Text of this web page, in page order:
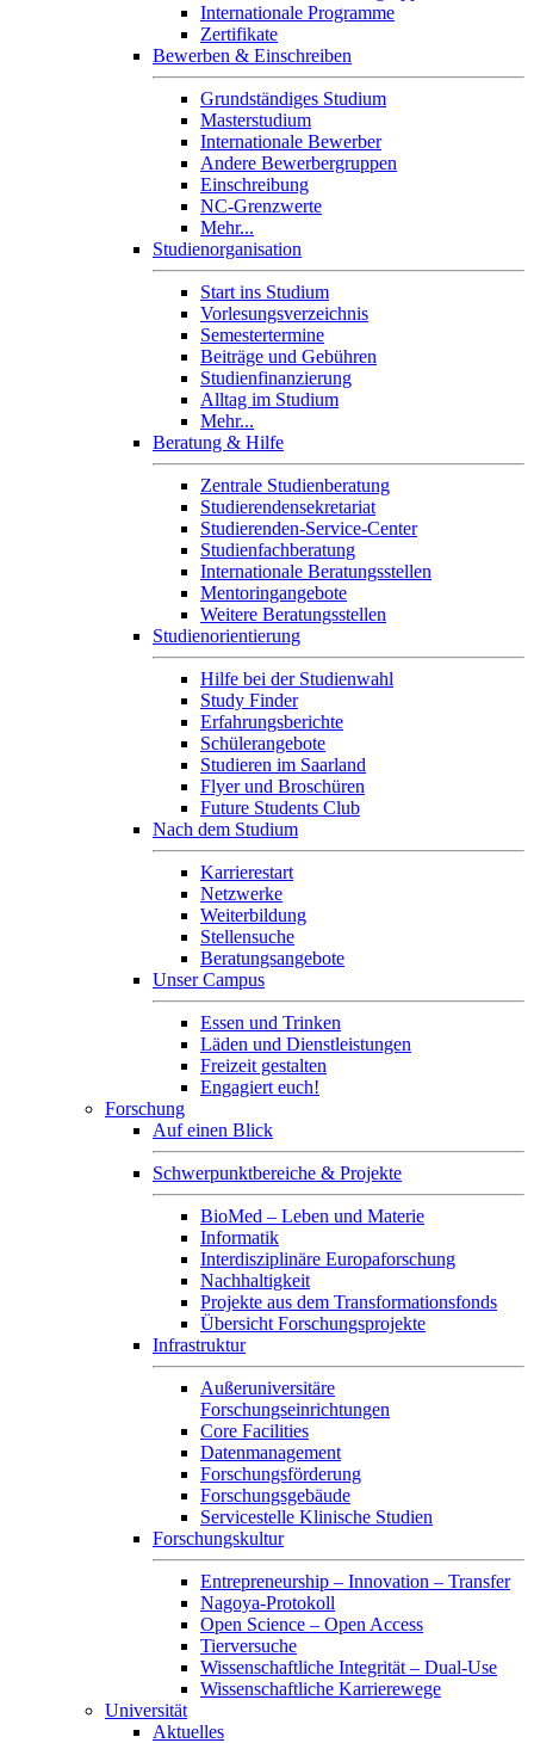
Internationale Programme
Zertifikate
Bewerben & Einschreiben
Grundständiges Studium
Masterstudium
Internationale Bewerber
Andere Bewerbergruppen
Einschreibung
NC-Grenzwerte
Mehr...
Studienorganisation
Start ins Studium
Vorlesungsverzeichnis
Semestertermine
Beiträge und Gebühren
Studienfinanzierung
Alltag im Studium
Mehr...
Beratung & Hilfe
Zentrale Studienberatung
Studierendensekretariat
Studierenden-Service-Center
Studienfachberatung
Internationale Beratungsstellen
Mentoringangebote
Weitere Beratungsstellen
Studienorientierung
Hilfe bei der Studienwahl
Study Finder
Erfahrungsberichte
Schülerangebote
Studieren im Saarland
Flyer und Broschüren
Future Students Club
Nach dem Studium
Karrierestart
Netzwerke
Weiterbildung
Stellensuche
Beratungsangebote
Unser Campus
Essen und Trinken
Läden und Dienstleistungen
Freizeit gestalten
Engagiert euch!
Forschung
Auf einen Blick
Schwerpunktbereiche & Projekte
BioMed – Leben und Materie
Informatik
Interdisziplinäre Europaforschung
Nachhaltigkeit
Projekte aus dem Transformationsfonds
Übersicht Forschungsprojekte
Infrastruktur
Außeruniversitäre
Forschungseinrichtungen
Core Facilities
Datenmanagement
Forschungsförderung
Forschungsgebäude
Servicestelle Klinische Studien
Forschungskultur
Entrepreneurship – Innovation – Transfer
Nagoya-Protokoll
Open Science – Open Access
Tierversuche
Wissenschaftliche Integrität – Dual-Use
Wissenschaftliche Karrierewege
Universität
Aktuelles